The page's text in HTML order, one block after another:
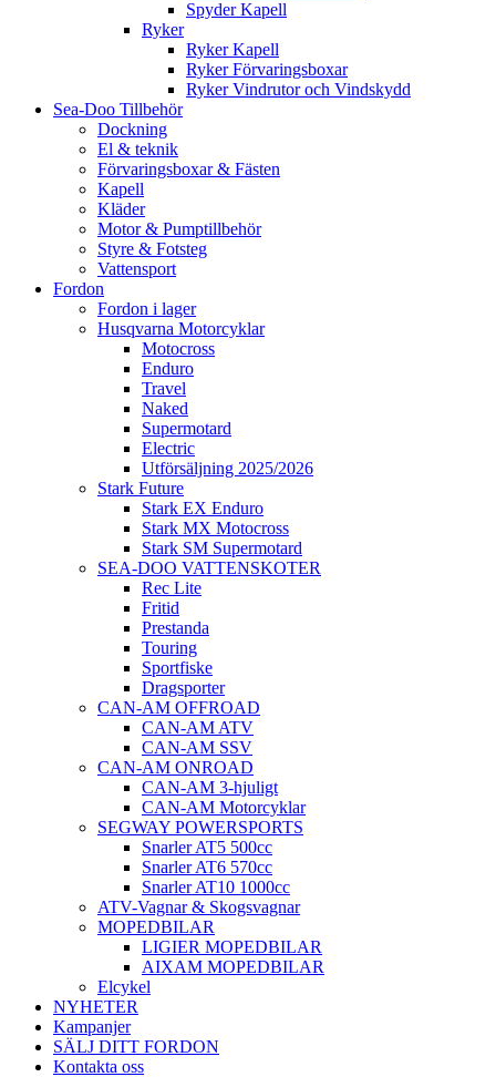
Spyder Kapell
Ryker
Ryker Kapell
Ryker Förvaringsboxar
Ryker Vindrutor och Vindskydd
Sea-Doo Tillbehör
Dockning
El & teknik
Förvaringsboxar & Fästen
Kapell
Kläder
Motor & Pumptillbehör
Styre & Fotsteg
Vattensport
Fordon
Fordon i lager
Husqvarna Motorcyklar
Motocross
Enduro
Travel
Naked
Supermotard
Electric
Utförsäljning 2025/2026
Stark Future
Stark EX Enduro
Stark MX Motocross
Stark SM Supermotard
SEA-DOO VATTENSKOTER
Rec Lite
Fritid
Prestanda
Touring
Sportfiske
Dragsporter
CAN-AM OFFROAD
CAN-AM ATV
CAN-AM SSV
CAN-AM ONROAD
CAN-AM 3-hjuligt
CAN-AM Motorcyklar
SEGWAY POWERSPORTS
Snarler AT5 500cc
Snarler AT6 570cc
Snarler AT10 1000cc
ATV-Vagnar & Skogsvagnar
MOPEDBILAR
LIGIER MOPEDBILAR
AIXAM MOPEDBILAR
Elcykel
NYHETER
Kampanjer
SÄLJ DITT FORDON
Kontakta oss